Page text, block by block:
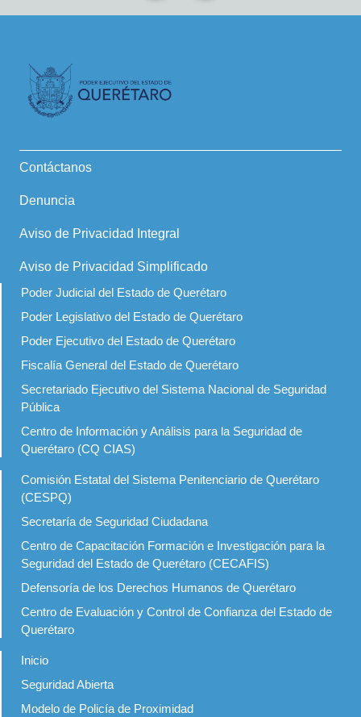
Contáctanos
Denuncia
Aviso de Privacidad Integral
Aviso de Privacidad Simplificado
Poder Judicial del Estado de Querétaro
Poder Legislativo del Estado de Querétaro
Poder Ejecutivo del Estado de Querétaro
Fiscalía General del Estado de Querétaro
Secretariado Ejecutivo del Sistema Nacional de Seguridad
Pública
Centro de Información y Análisis para la Seguridad de
Querétaro (CQ CIAS)
Comisión Estatal del Sistema Penitenciario de Querétaro
(CESPQ)
Secretaría de Seguridad Ciudadana
Centro de Capacitación Formación e Investigación para la
Seguridad del Estado de Querétaro (CECAFIS)
Defensoría de los Derechos Humanos de Querétaro
Centro de Evaluación y Control de Confianza del Estado de
Querétaro
Inicio
Seguridad Abierta
Modelo de Policía de Proximidad